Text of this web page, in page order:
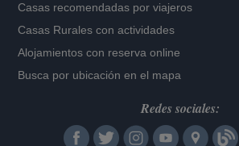
Casas recomendadas por viajeros
Casas Rurales con actividades
Alojamientos con reserva online
Busca por ubicación en el mapa
Redes sociales: